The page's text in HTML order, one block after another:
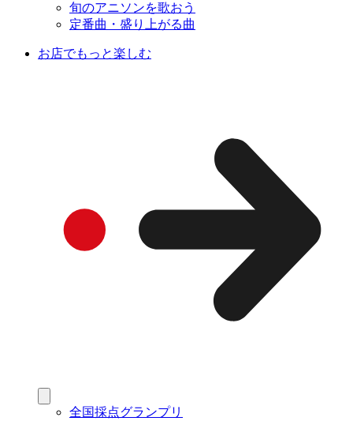
旬のアニソンを歌おう
定番曲・盛り上がる曲
お店でもっと楽しむ
全国採点グランプリ